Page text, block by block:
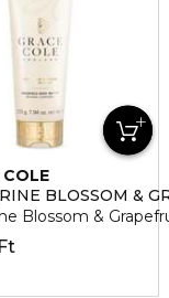
COLE
BLOSSOM &
Blossom &